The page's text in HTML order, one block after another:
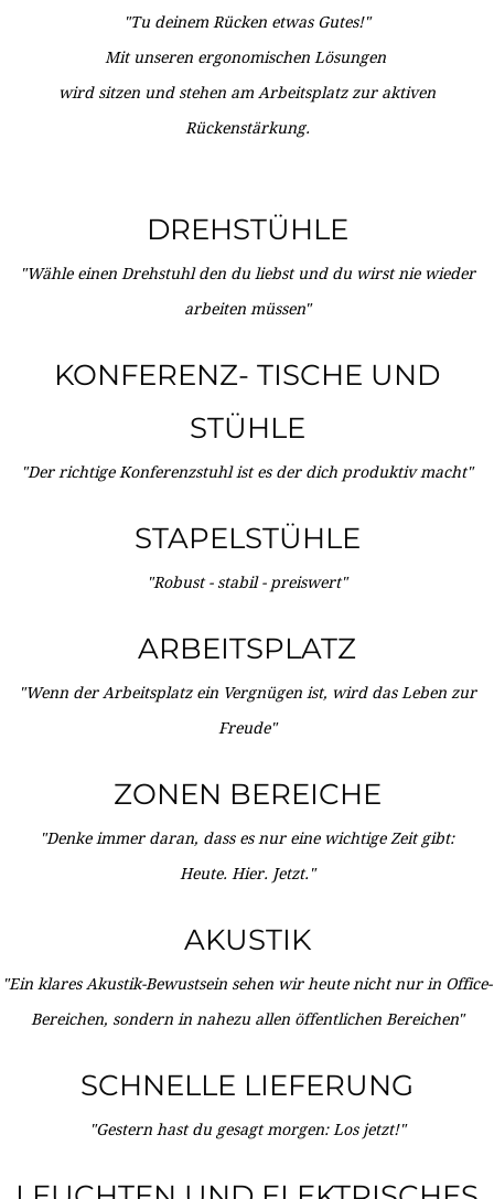
"Tu deinem Rücken etwas Gutes!"
Mit unseren ergonomischen Lösungen
wird sitzen und stehen am Arbeitsplatz zur aktiven
Rückenstärkung.
DREHSTÜHLE
"Wähle einen Drehstuhl den du liebst und du wirst nie wieder
arbeiten müssen"
KONFERENZ- TISCHE UND
STÜHLE
"Der richtige Konferenzstuhl ist es der dich produktiv macht"
STAPELSTÜHLE
"Robust - stabil - preiswert"
ARBEITSPLATZ
"Wenn der Arbeitsplatz ein Vergnügen ist, wird das Leben zur
Freude"
ZONEN BEREICHE
"Denke immer daran, dass es nur eine wichtige Zeit gibt:
Heute. Hier. Jetzt."
AKUSTIK
"Ein klares Akustik-Bewustsein sehen wir heute nicht nur in Office-
Bereichen, sondern in nahezu allen öffentlichen Bereichen"
SCHNELLE LIEFERUNG
"Gestern hast du gesagt morgen: Los jetzt!"